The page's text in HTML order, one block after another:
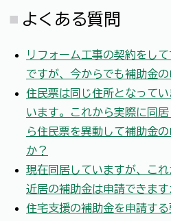
よくある質問
リフォーム工事の契約をし
ですが、今からでも補助金
住民票は同じ住所となって
います。これから実際に同
ら住民票を異動して補助金
か？
現在同居していますが、これ
近居の補助金は申請できます
住宅支援の補助金を申請す